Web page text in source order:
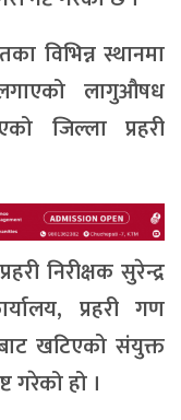
विभिन्न स्थानमा
लागुऔषध
जिल्ला प्रहरी
निरीक्षक सुरेन्द्र
प्रहरी गण
खटिएको संयुक्त
गरेको हो ।